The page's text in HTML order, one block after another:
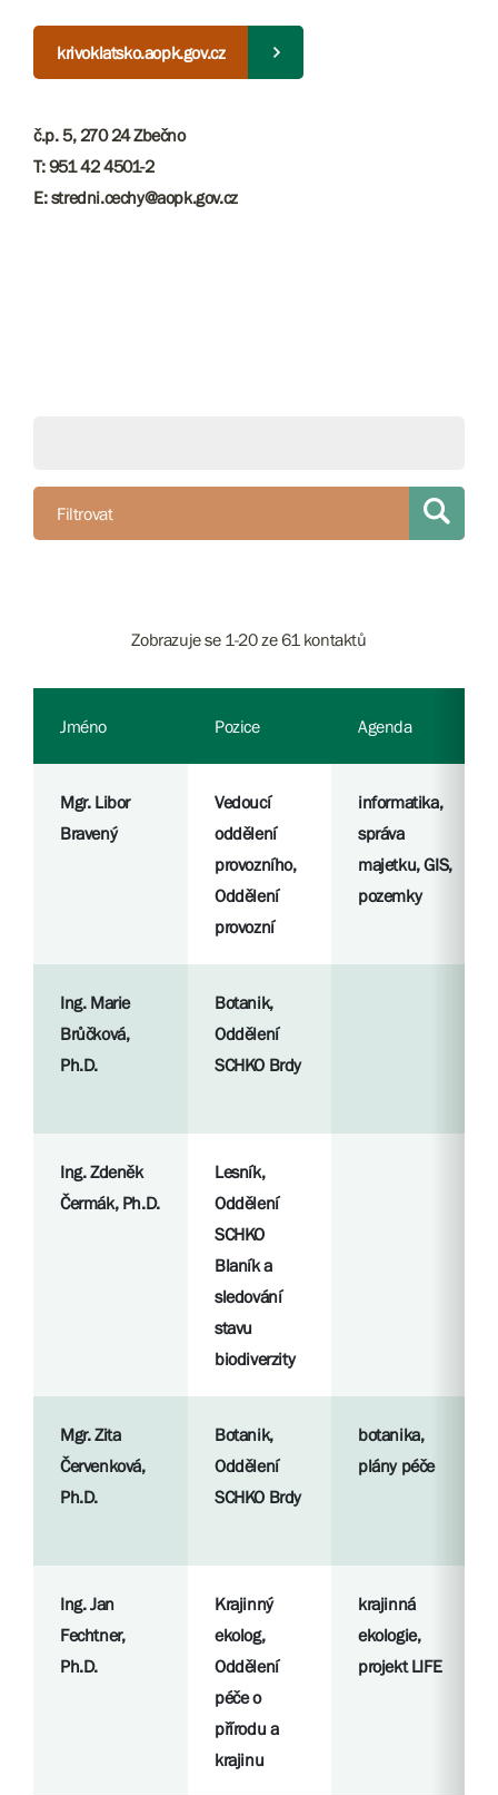
krivoklatsko.aopk.gov.cz
č.p. 5, 270 24 Zbečno
T: 951 42 4501-2
E: stredni.cechy@aopk.gov.cz
Filtrovat
Zobrazuje se 1-20 ze 61 kontaktů
Jméno Pozice Agenda
Mgr. Libor
Bravený
Vedoucí
oddělení
provozního,
Oddělení
provozní
informatika,
správa
majetku, GIS,
pozemky
Ing. Marie
Brůčková,
Ph.D.
Botanik,
Oddělení
SCHKO Brdy
Ing. Zdeněk
Čermák, Ph.D.
Lesník,
Oddělení
SCHKO
Blaník a
sledování
stavu
biodiverzity
Mgr. Zita
Červenková,
Ph.D.
Botanik,
Oddělení
SCHKO Brdy
botanika,
plány péče
Ing. Jan
Fechtner,
Ph.D.
Krajinný
ekolog,
Oddělení
péče o
přírodu a
krajinu
krajinná
ekologie,
projekt LIFE